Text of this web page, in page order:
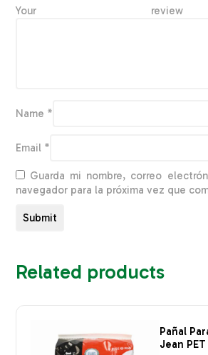
Your
Name *
Email *
Guarda mi nombre, correo
navegador para la próxima vez que
Related products
Pañal
Jean